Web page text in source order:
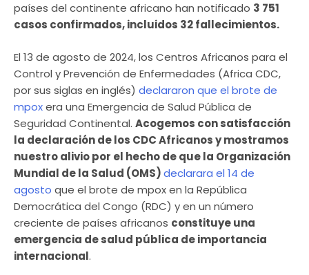
países del continente africano han notificado 3 751
casos confirmados, incluidos 32 fallecimientos.
El 13 de agosto de 2024, los Centros Africanos para el
Control y Prevención de Enfermedades (Africa CDC,
por sus siglas en inglés) declararon que el brote de
mpoxera una Emergencia de Salud Pública de
Seguridad Continental. Acogemos con satisfacción
la declaración de los CDC Africanos y mostramos
nuestro alivio por el hecho de que la Organización
Mundial de la Salud (OMS)declarara el 14 de
agosto que el brote de mpox en la República
Democrática del Congo (RDC) y en un número
creciente de países africanos constituye una
emergencia de salud pública de importancia
internacional.